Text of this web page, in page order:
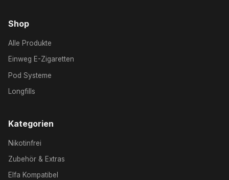
Shop
Alle Produkte
Einweg E-Zigaretten
Pod Systeme
Longfills
Kategorien
Nikotinfrei
Zubehör & Extras
Elfa Kompatibel